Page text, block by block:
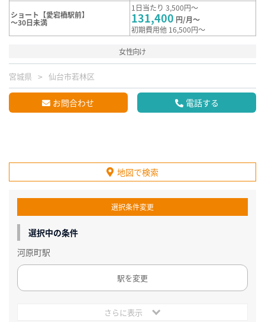
ショート【愛宕橋駅前】
～30日未満
1日当たり 3,500円～
131,400 円/月～
初期費用他 16,500円～
女性向け
宮城県 仙台市若林区
お問合わせ 電話する
地図で検索
選択条件変更
選択中の条件
河原町駅
駅を変更
さらに表示